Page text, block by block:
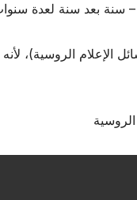
– سنة بعد سنة لعدة
الإعلام الروسية)،